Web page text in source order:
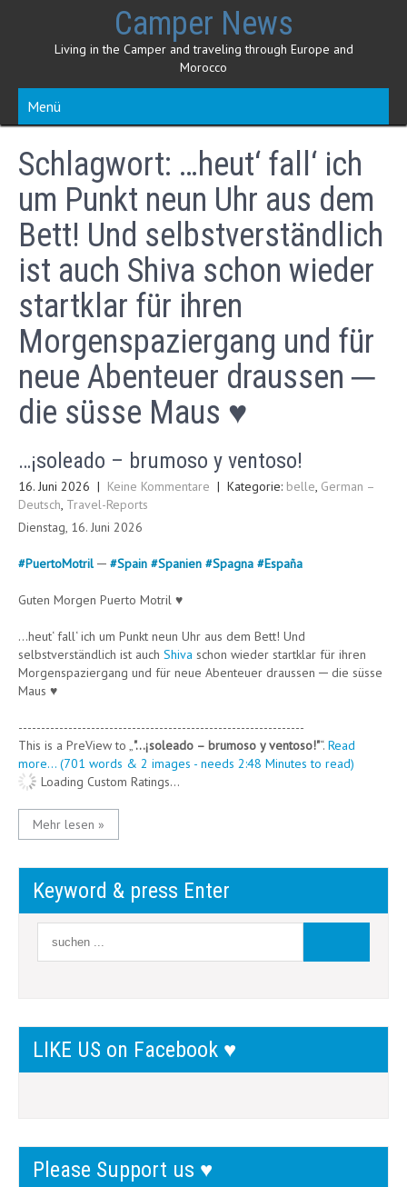
Camper News
Living in the Camper and traveling through Europe and
Morocco
Menü
Schlagwort: …heut‘ fall‘ ich
um Punkt neun Uhr aus dem
Bett! Und selbstverständlich
ist auch Shiva schon wieder
startklar für ihren
Morgenspaziergang und für
neue Abenteuer draussen ─
die süsse Maus ♥
…¡soleado – brumoso y ventoso!
16. Juni 2026 | Keine Kommentare | Kategorie: belle, German –
Deutsch, Travel-Reports
Dienstag, 16. Juni 2026
#PuertoMotril─ #Spain #Spanien #Spagna #España
Guten Morgen Puerto Motril ♥
…heut‘ fall‘ ich um Punkt neun Uhr aus dem Bett! Und
selbstverständlich ist auch Shiva schon wieder startklar für ihren
Morgenspaziergang und für neue Abenteuer draussen ─ die süsse
Maus ♥
---------------------------------------------------------------
This is a PreView to "…¡soleado – brumoso y ventoso!". Read
more... (701 words & 2 images - needs 2:48 Minutes to read)
Loading Custom Ratings...
Mehr lesen »
Keyword & press Enter
LIKE US on Facebook ♥
Please Support us ♥